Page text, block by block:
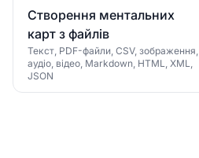
Створення ментальних
карт з файлів
Текст, PDF-файли, CSV, зображення,
аудіо, відео, Markdown, HTML, XML,
JSON